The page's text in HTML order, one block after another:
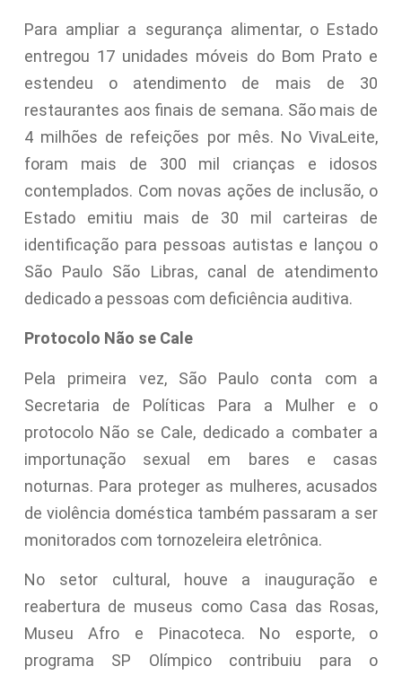
Para ampliar a segurança alimentar, o Estado
entregou 17 unidades móveis do Bom Prato e
estendeu o atendimento de mais de 30
restaurantes aos finais de semana. São mais de
4 milhões de refeições por mês. No VivaLeite,
foram mais de 300 mil crianças e idosos
contemplados. Com novas ações de inclusão, o
Estado emitiu mais de 30 mil carteiras de
identificação para pessoas autistas e lançou o
São Paulo São Libras, canal de atendimento
dedicado a pessoas com deficiência auditiva.
Protocolo Não se Cale
Pela primeira vez, São Paulo conta com a
Secretaria de Políticas Para a Mulher e o
protocolo Não se Cale, dedicado a combater a
importunação sexual em bares e casas
noturnas. Para proteger as mulheres, acusados
de violência doméstica também passaram a ser
monitorados com tornozeleira eletrônica.
No setor cultural, houve a inauguração e
reabertura de museus como Casa das Rosas,
Museu Afro e Pinacoteca. No esporte, o
programa SP Olímpico contribuiu para o